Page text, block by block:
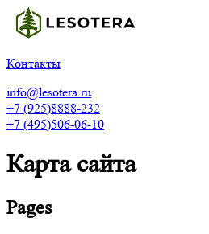
Контакты
info@lesotera.ru
+7 (925)8888-232
+7 (495)506-06-10
Карта сайта
Pages